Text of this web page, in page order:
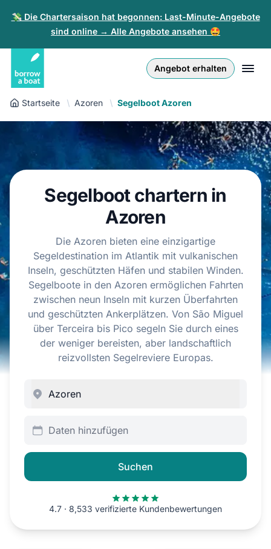
💸 Die Chartersaison hat begonnen: Last-Minute-Angebote
sind online → Alle Angebote ansehen 🤩
Angebot erhalten
Anmelden
Registrieren
Für Partner
Złoty
English (UK)
Nederlands
Español
Polski
Startseite Azoren Segelboot Azoren
Segelboot chartern in
Azoren
Die Azoren bieten eine einzigartige
Segeldestination im Atlantik mit vulkanischen
Inseln, geschützten Häfen und stabilen Winden.
Segelboote in den Azoren ermöglichen Fahrten
zwischen neun Inseln mit kurzen Überfahrten
und geschützten Ankerplätzen. Von São Miguel
über Terceira bis Pico segeln Sie durch eines
der weniger bereisten, aber landschaftlich
reizvollsten Segelreviere Europas.
Daten hinzufügen
Suchen
4.7 · 8,533 verifizierte Kundenbewertungen